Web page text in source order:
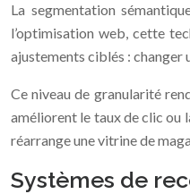
La segmentation
l’optimisation web, cette
ajustements ciblés : changer
Ce niveau de granularité
améliorent le taux de clic ou
réarrange une vitrine de
Systèmes de